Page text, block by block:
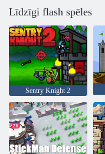
Līdzīgi flash spēles
Sentry Knight 2